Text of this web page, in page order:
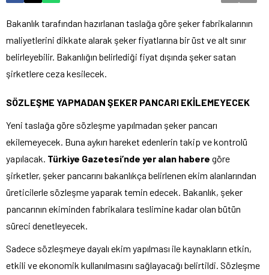
Bakanlık tarafından hazırlanan taslağa göre şeker fabrikalarının
maliyetlerini dikkate alarak şeker fiyatlarına bir üst ve alt sınır
belirleyebilir. Bakanlığın belirlediği fiyat dışında şeker satan
şirketlere ceza kesilecek.
SÖZLEŞME YAPMADAN ŞEKER PANCARI EKİLEMEYECEK
Yeni taslağa göre sözleşme yapılmadan şeker pancarı
ekilemeyecek. Buna aykırı hareket edenlerin takip ve kontrolü
yapılacak. Türkiye Gazetesi’nde yer alan habere göre
şirketler, şeker pancarını bakanlıkça belirlenen ekim alanlarından
üreticilerle sözleşme yaparak temin edecek. Bakanlık, şeker
pancarının ekiminden fabrikalara teslimine kadar olan bütün
süreci denetleyecek.
Sadece sözleşmeye dayalı ekim yapılması ile kaynakların etkin,
etkili ve ekonomik kullanılmasını sağlayacağı belirtildi. Sözleşme